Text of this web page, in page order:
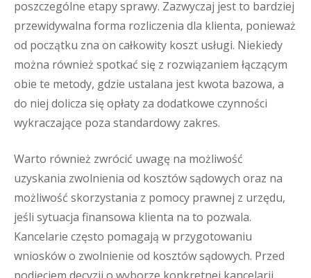
poszczególne etapy sprawy. Zazwyczaj jest to bardziej
przewidywalna forma rozliczenia dla klienta, ponieważ
od początku zna on całkowity koszt usługi. Niekiedy
można również spotkać się z rozwiązaniem łączącym
obie te metody, gdzie ustalana jest kwota bazowa, a
do niej dolicza się opłaty za dodatkowe czynności
wykraczające poza standardowy zakres.
Warto również zwrócić uwagę na możliwość
uzyskania zwolnienia od kosztów sądowych oraz na
możliwość skorzystania z pomocy prawnej z urzędu,
jeśli sytuacja finansowa klienta na to pozwala.
Kancelarie często pomagają w przygotowaniu
wniosków o zwolnienie od kosztów sądowych. Przed